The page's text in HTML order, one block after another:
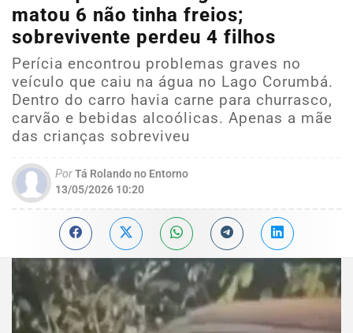
matou 6 não tinha freios;
sobrevivente perdeu 4 filhos
Perícia encontrou problemas graves no
veículo que caiu na água no Lago Corumbá.
Dentro do carro havia carne para churrasco,
carvão e bebidas alcoólicas. Apenas a mãe
das crianças sobreviveu
PorTá Rolando no Entorno
13/05/2026 10:20